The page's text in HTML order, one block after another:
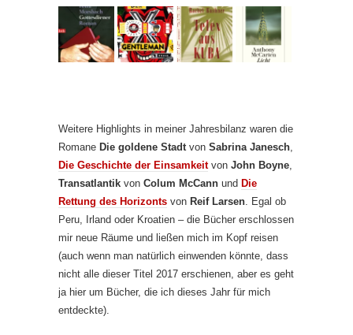
Weitere Highlights in meiner Jahresbilanz waren die
Romane Die goldene Stadtvon Sabrina Janesch,
Die Geschichte der Einsamkeitvon John Boyne,
Transatlantik von Colum McCann und Die
Rettung des Horizonts von Reif Larsen. Egal ob
Peru, Irland oder Kroatien – die Bücher erschlossen
mir neue Räume und ließen mich im Kopf reisen
(auch wenn man natürlich einwenden könnte, dass
nicht alle dieser Titel 2017 erschienen, aber es geht
ja hier um Bücher, die ich dieses Jahr für mich
entdeckte).